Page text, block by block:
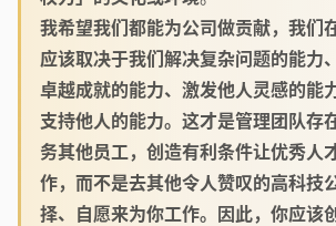
我希望我们都能为公司做贡献，我们
应该取决于我们解决复杂问题的能力
卓越成就的能力、激发他人灵感的能
支持他人的能力。这才是管理团队
务其他员工，创造有利条件让优秀人
作，而不是去其他令人赞叹的高科技
择、自愿来为你工作。因此，你应该